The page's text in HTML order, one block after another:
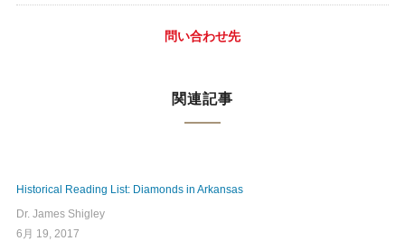
問い合わせ先
関連記事
Historical Reading List: Diamonds in Arkansas
Dr. James Shigley
6月 19, 2017